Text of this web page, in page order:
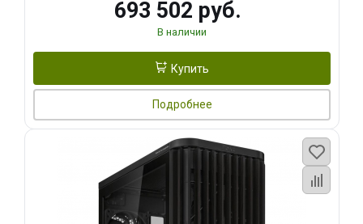
693 502 руб.
В наличии
Купить
Подробнее